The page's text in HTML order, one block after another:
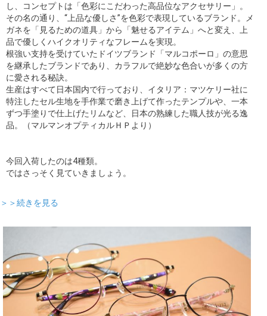
し、コンセプトは「色彩にこだわった高品位なアクセサリー」。
その名の通り、“上品な優しさ”を色彩で表現しているブランド。メ
ガネを「見るための道具」から「魅せるアイテム」へと変え、上
品で優しくハイクオリティなフレームを実現。
根強い支持を受けていたドイツブランド「マルコポーロ」の意思
を継承したブランドであり、カラフルで絶妙な色合いが多くの方
に愛される秘訣。
生産はすべて日本国内で行っており、イタリア：マツケリー社に
特注したセル生地を手作業で磨き上げて作ったテンプルや、一本
ずつ手塗りで仕上げたリムなど、日本の熟練した職人技が光る逸
品。（マルマンオプティカルＨＰより）
今回入荷したのは4種類。
ではさっそく見ていきましょう。
＞＞続きを見る